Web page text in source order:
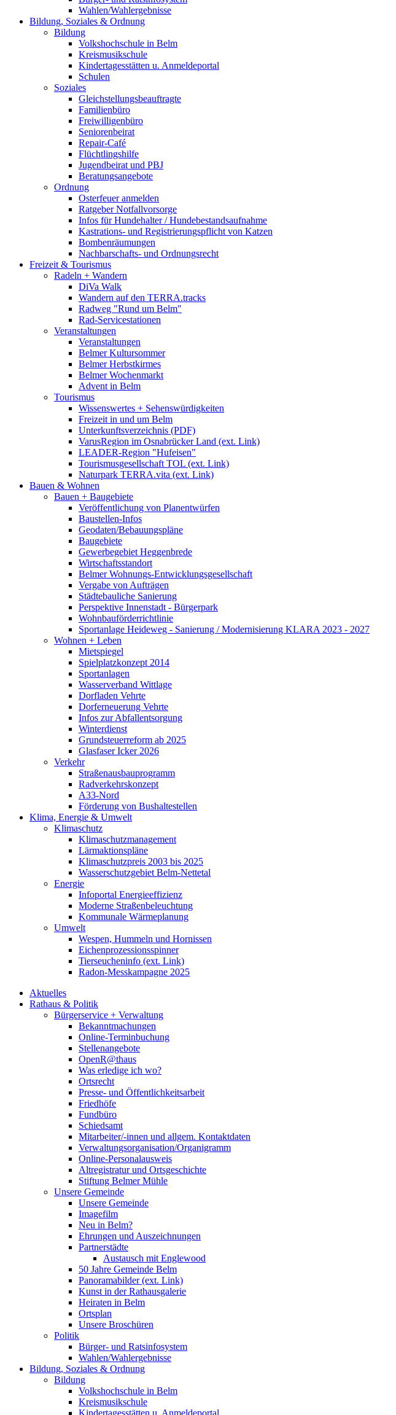
Wahlen/Wahlergebnisse
Bildung, Soziales & Ordnung
Bildung
Volkshochschule in Belm
Kreismusikschule
Kindertagesstätten u. Anmeldeportal
Schulen
Soziales
Gleichstellungsbeauftragte
Familienbüro
Freiwilligenbüro
Seniorenbeirat
Repair-Café
Flüchtlingshilfe
Jugendbeirat und PBJ
Beratungsangebote
Ordnung
Osterfeuer anmelden
Ratgeber Notfallvorsorge
Infos für Hundehalter / Hundebestandsaufnahme
Kastrations- und Registrierungspflicht von Katzen
Bombenräumungen
Nachbarschafts- und Ordnungsrecht
Freizeit & Tourismus
Radeln + Wandern
DiVa Walk
Wandern auf den TERRA.tracks
Radweg "Rund um Belm"
Rad-Servicestationen
Veranstaltungen
Veranstaltungen
Belmer Kultursommer
Belmer Herbstkirmes
Belmer Wochenmarkt
Advent in Belm
Tourismus
Wissenswertes + Sehenswürdigkeiten
Freizeit in und um Belm
Unterkunftsverzeichnis (PDF)
VarusRegion im Osnabrücker Land (ext. Link)
LEADER-Region "Hufeisen"
Tourismusgesellschaft TOL (ext. Link)
Naturpark TERRA.vita (ext. Link)
Bauen & Wohnen
Bauen + Baugebiete
Veröffentlichung von Planentwürfen
Baustellen-Infos
Geodaten/Bebauungspläne
Baugebiete
Gewerbegebiet Heggenbrede
Wirtschaftsstandort
Belmer Wohnungs-Entwicklungsgesellschaft
Vergabe von Aufträgen
Städtebauliche Sanierung
Perspektive Innenstadt - Bürgerpark
Wohnbauförderrichtlinie
Sportanlage Heideweg - Sanierung / Modernisierung KLARA 2023 - 2027
Wohnen + Leben
Mietspiegel
Spielplatzkonzept 2014
Sportanlagen
Wasserverband Wittlage
Dorfladen Vehrte
Dorferneuerung Vehrte
Infos zur Abfallentsorgung
Winterdienst
Grundsteuerreform ab 2025
Glasfaser Icker 2026
Verkehr
Straßenausbauprogramm
Radverkehrskonzept
A33-Nord
Förderung von Bushaltestellen
Klima, Energie & Umwelt
Klimaschutz
Klimaschutzmanagement
Lärmaktionspläne
Klimaschutzpreis 2003 bis 2025
Wasserschutzgebiet Belm-Nettetal
Energie
Infoportal Energieeffizienz
Moderne Straßenbeleuchtung
Kommunale Wärmeplanung
Umwelt
Wespen, Hummeln und Hornissen
Eichenprozessionsspinner
Tierseucheninfo (ext. Link)
Radon-Messkampagne 2025
Aktuelles
Rathaus & Politik
Bürgerservice + Verwaltung
Bekanntmachungen
Online-Terminbuchung
Stellenangebote
OpenR@thaus
Was erledige ich wo?
Ortsrecht
Presse- und Öffentlichkeitsarbeit
Friedhöfe
Fundbüro
Schiedsamt
Mitarbeiter/-innen und allgem. Kontaktdaten
Verwaltungsorganisation/Organigramm
Online-Personalausweis
Altregistratur und Ortsgeschichte
Stiftung Belmer Mühle
Unsere Gemeinde
Unsere Gemeinde
Imagefilm
Neu in Belm?
Ehrungen und Auszeichnungen
Partnerstädte
Austausch mit Englewood
50 Jahre Gemeinde Belm
Panoramabilder (ext. Link)
Kunst in der Rathausgalerie
Heiraten in Belm
Ortsplan
Unsere Broschüren
Politik
Bürger- und Ratsinfosystem
Wahlen/Wahlergebnisse
Bildung, Soziales & Ordnung
Bildung
Volkshochschule in Belm
Kreismusikschule
Kindertagesstätten u. Anmeldeportal